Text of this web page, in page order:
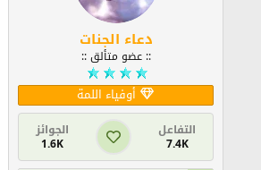
دعاء الجنات
:: عضو متألق ::
أوفياء اللمة
التفاعل
7.4K
الجوائز
1.6K